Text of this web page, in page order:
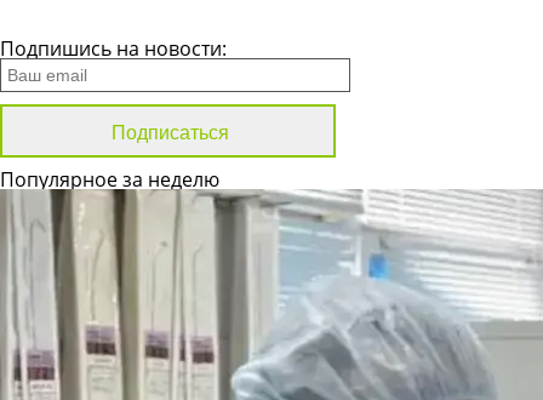
Подпишись на новости:
Популярное за неделю